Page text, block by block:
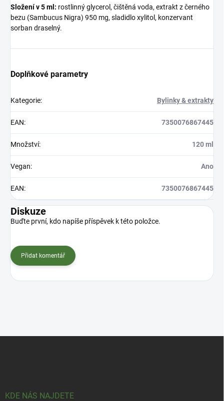
Složení v 5 ml: rostlinný glycerol, čištěná voda, extrakt z černého
bezu (Sambucus Nigra) 950 mg, sladidlo xylitol, konzervant
sorban draselný.
Doplňkové parametry
Kategorie: Bylinky & extrakty
EAN: 7350076867445
Množství: 120 ml
Vegan: Ano
EAN: 7350076867445
Diskuze
Buďte první, kdo napíše příspěvek k této položce.
Přidat komentář
KDE NÁS NAJDETE